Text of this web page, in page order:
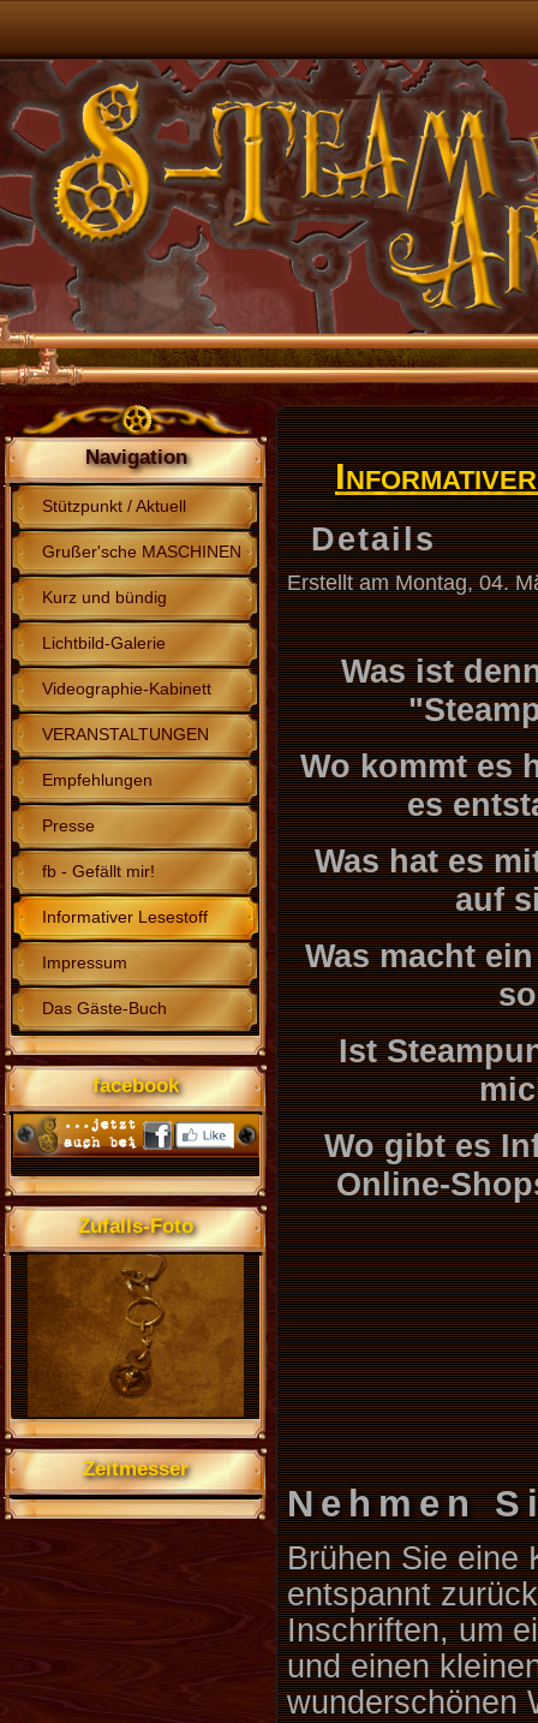
Navigation
Stützpunkt / Aktuell
Grußer'sche MASCHINEN
Kurz und bündig
Lichtbild-Galerie
Videographie-Kabinett
VERANSTALTUNGEN
Empfehlungen
Presse
fb - Gefällt mir!
Informativer Lesestoff
Impressum
Das Gäste-Buch
facebook
Zufalls-Foto
Zeitmesser
Details
Erstellt am Montag, 04.
Was ist
Wo kommt es
es
Was hat es
auf
Was macht
Ist
Wo gibt es
Online-
Nehmen
Brühen Sie eine
entspannt
Inschriften, um
und einen
wunderschönen